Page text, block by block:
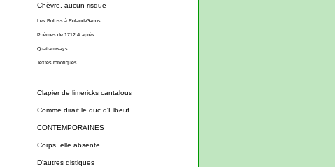
Chèvre, aucun risque
Les Boloss à Roland-Garros
Poèmes de 1712 & après
Quatramways
Textes robotiques
Clapier de limericks cantalous
Comme dirait le duc d'Elbeuf
CONTEMPORAINES
Corps, elle absente
D'autres distiques